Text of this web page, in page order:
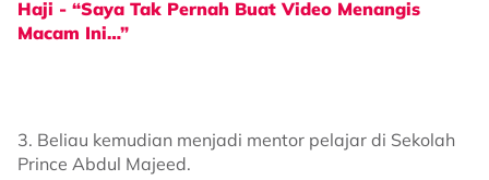
Haji - “Saya Tak Pernah Buat Video Menangis
Macam Ini…”
3. Beliau kemudian menjadi mentor pelajar di Sekolah
Prince Abdul Majeed.